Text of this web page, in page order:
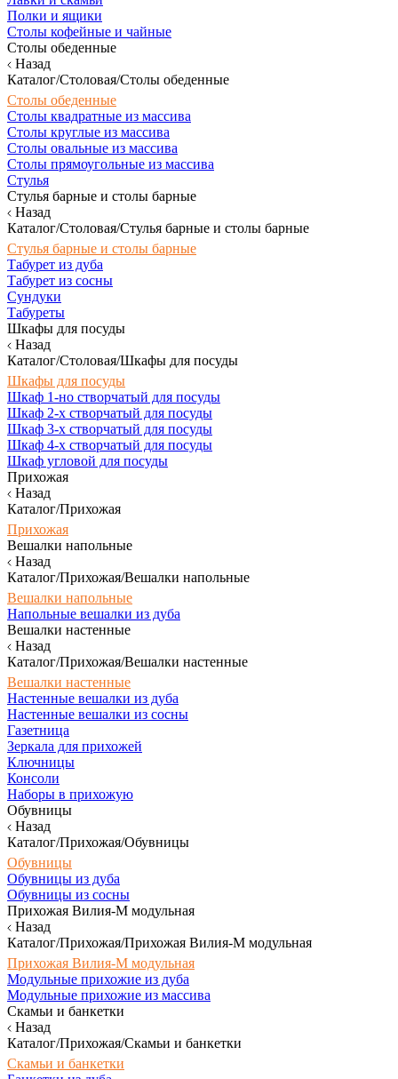
Полки и ящики
Столы кофейные и чайные
Столы обеденные
Назад
Каталог/Столовая/Столы обеденные
Столы обеденные
Столы квадратные из массива
Столы круглые из массива
Столы овальные из массива
Столы прямоугольные из массива
Стулья
Стулья барные и столы барные
Назад
Каталог/Столовая/Стулья барные и столы барные
Стулья барные и столы барные
Табурет из дуба
Табурет из сосны
Сундуки
Табуреты
Шкафы для посуды
Назад
Каталог/Столовая/Шкафы для посуды
Шкафы для посуды
Шкаф 1-но створчатый для посуды
Шкаф 2-х створчатый для посуды
Шкаф 3-х створчатый для посуды
Шкаф 4-х створчатый для посуды
Шкаф угловой для посуды
Прихожая
Назад
Каталог/Прихожая
Прихожая
Вешалки напольные
Назад
Каталог/Прихожая/Вешалки напольные
Вешалки напольные
Напольные вешалки из дуба
Вешалки настенные
Назад
Каталог/Прихожая/Вешалки настенные
Вешалки настенные
Настенные вешалки из дуба
Настенные вешалки из сосны
Газетница
Зеркала для прихожей
Ключницы
Консоли
Наборы в прихожую
Обувницы
Назад
Каталог/Прихожая/Обувницы
Обувницы
Обувницы из дуба
Обувницы из сосны
Прихожая Вилия-М модульная
Назад
Каталог/Прихожая/Прихожая Вилия-М модульная
Прихожая Вилия-М модульная
Модульные прихожие из дуба
Модульные прихожие из массива
Скамьи и банкетки
Назад
Каталог/Прихожая/Скамьи и банкетки
Скамьи и банкетки